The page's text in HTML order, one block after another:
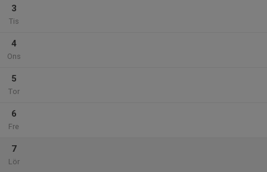
3
Tis
4
Ons
5
Tor
6
Fre
7
Lör